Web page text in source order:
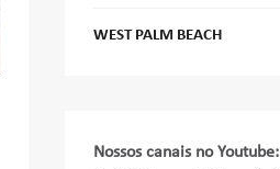
WEST PALM BEACH
Nossos canais no Youtube: